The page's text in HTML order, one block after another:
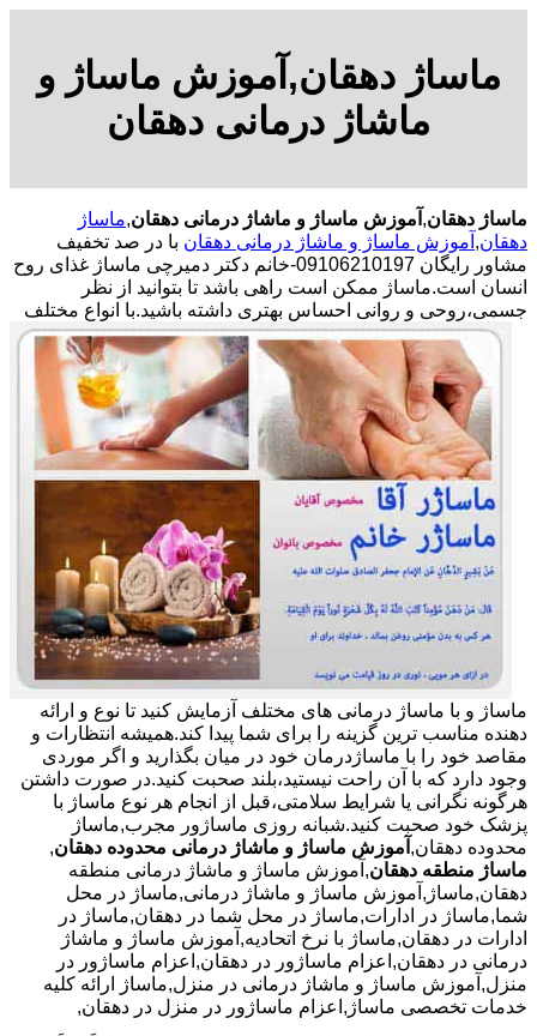
ماساژ دهقان,آموزش ماساژ و
ماشاژ درمانی دهقان
ماساژ دهقان, آموزش ماساژ و ماشاژ درمانی دهقان,ماساژ
دهقان, آموزش ماساژ و ماشاژ درمانی دهقان با در صد تخفیف
مشاور رایگان 09106210197-خانم دکتر دمیرچی ماساژ غذای روح
انسان است.ماساژ ممکن است راهی باشد تا بتوانید از نظر
جسمی،روحی و روانی احساس بهتری داشته باشید.با انواع مختلف
ماساژ و با ماساژ درمانی های مختلف آزمایش کنید تا نوع و ارائه
دهنده مناسب ترین گزینه را برای شما پیدا کند.همیشه انتظارات و
مقاصد خود را با ماساژدرمان خود در میان بگذارید و اگر موردی
وجود دارد که با آن راحت نیستید،بلند صحبت کنید.در صورت داشتن
هرگونه نگرانی یا شرایط سلامتی،قبل از انجام هر نوع ماساژ با
پزشک خود صحبت کنید.شبانه روزی ماساژور مجرب,ماساژ
محدوده دهقان, آموزش ماساژ و ماشاژ درمانی محدوده دهقان,
ماساژ منطقه دهقان,آموزش ماساژ و ماشاژ درمانی منطقه
دهقان,ماساژ,آموزش ماساژ و ماشاژ درمانی,ماساژ در محل
شما,ماساژ در ادارات,ماساژ در محل شما در دهقان,ماساژ در
ادارات در دهقان,ماساژ با نرخ اتحادیه,آموزش ماساژ و ماشاژ
درمانی در دهقان,اعزام ماساژور در دهقان,اعزام ماساژور در
منزل,آموزش ماساژ و ماشاژ درمانی در منزل,ماساژ ارائه کلیه
خدمات تخصصی ماساژ,اعزام ماساژور در منزل در دهقان,